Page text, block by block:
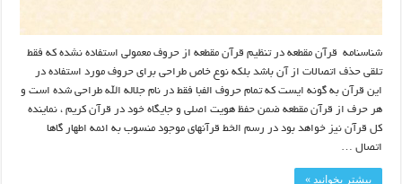
شناسنامه قرآن مقطعه در تنظیم قرآن مقطعه از حروف معمولی استفاده نشده که فقط
تلقی حذف اتصالات از آن باشد بلکه نوع خاص طراحی برای حروف مورد استفاده در
این قرآن به گونه ایست که تمام حروف الفبا فقط در نام جلاله الله طراحی شده است و
هر حرف از قرآن مقطعه ضمن حفظ هویت اصلی و جایگاه خود در قرآن کریم ، نماینده
کل قرآن نیز خواهد بود در رسم الخط قرآنهای موجود منسوب به ائمه اطهار گاها
اتصال …
بیشتر بخوانید »